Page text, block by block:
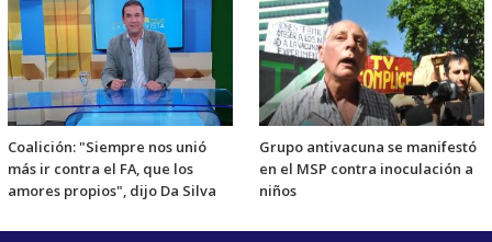
Coalición: "Siempre nos unió
más ir contra el FA, que los
amores propios", dijo Da Silva
Grupo antivacuna se manifestó
en el MSP contra inoculación a
niños